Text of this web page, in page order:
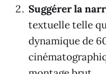
Suggérer la
textuelle telle
dynamique de